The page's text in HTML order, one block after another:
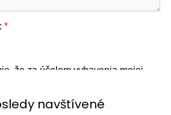
navštívené